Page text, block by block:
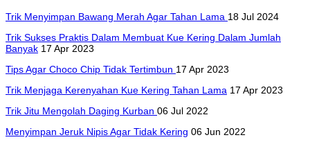
Trik Menyimpan Bawang Merah Agar Tahan Lama 18 Jul 2024
Trik Sukses Praktis Dalam Membuat Kue Kering Dalam Jumlah
Banyak 17 Apr 2023
Tips Agar Choco Chip Tidak Tertimbun 17 Apr 2023
Trik Menjaga Kerenyahan Kue Kering Tahan Lama 17 Apr 2023
Trik Jitu Mengolah Daging Kurban 06 Jul 2022
Menyimpan Jeruk Nipis Agar Tidak Kering 06 Jun 2022